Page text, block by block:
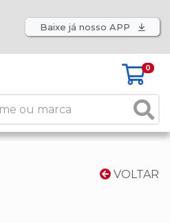
Baixe já nosso APP
0
VOLTAR